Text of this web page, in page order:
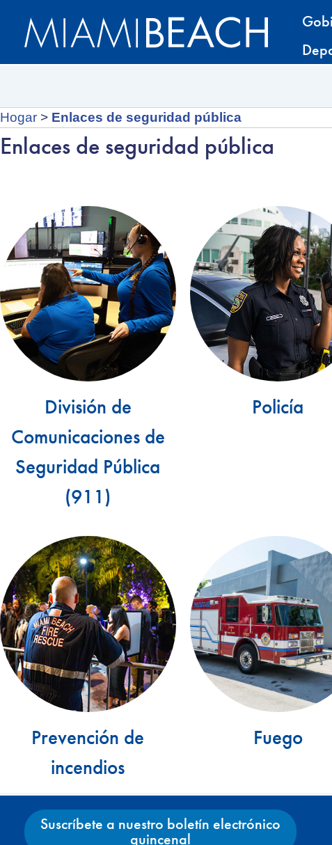
Hogar > Enlaces de seguridad pública
Enlaces de seguridad pública
División de
Comunicaciones de
Seguridad Pública
(911)
Policía
Prevención de
incendios
Fuego
Suscríbete a nuestro boletín electrónico
quincenal